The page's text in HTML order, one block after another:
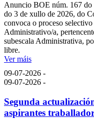
Anuncio BOE núm. 167 do
do 3 de xullo de 2026, do
convoca o proceso
Administrativo/a,
subescala Administrativa,
libre.
Ver máis
09-07-2026 -
09-07-2026 -
Segunda
aspirantes